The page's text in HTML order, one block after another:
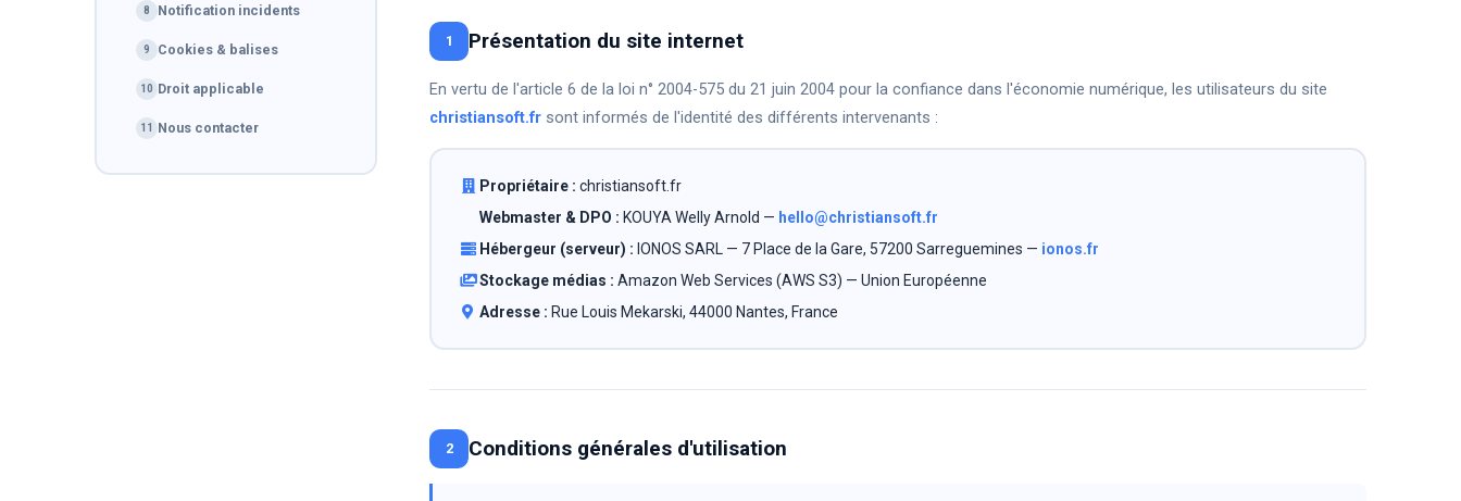
8 Notification incidents
9 Cookies & balises
10 Droit applicable
11 Nous contacter
1 Présentation du site internet
En vertu de l'article 6 de la loi n° 2004-575 du 21 juin 2004 pour la confiance dans l'économie numérique, les utilisateurs du site
christiansoft.fr sont informés de l'identité des différents intervenants :
Propriétaire : christiansoft.fr
Webmaster & DPO : KOUYA Welly Arnold — hello@christiansoft.fr
Hébergeur (serveur) : IONOS SARL — 7 Place de la Gare, 57200 Sarreguemines — ionos.fr
Stockage médias : Amazon Web Services (AWS S3) — Union Européenne
Adresse : Rue Louis Mekarski, 44000 Nantes, France
2 Conditions générales d'utilisation